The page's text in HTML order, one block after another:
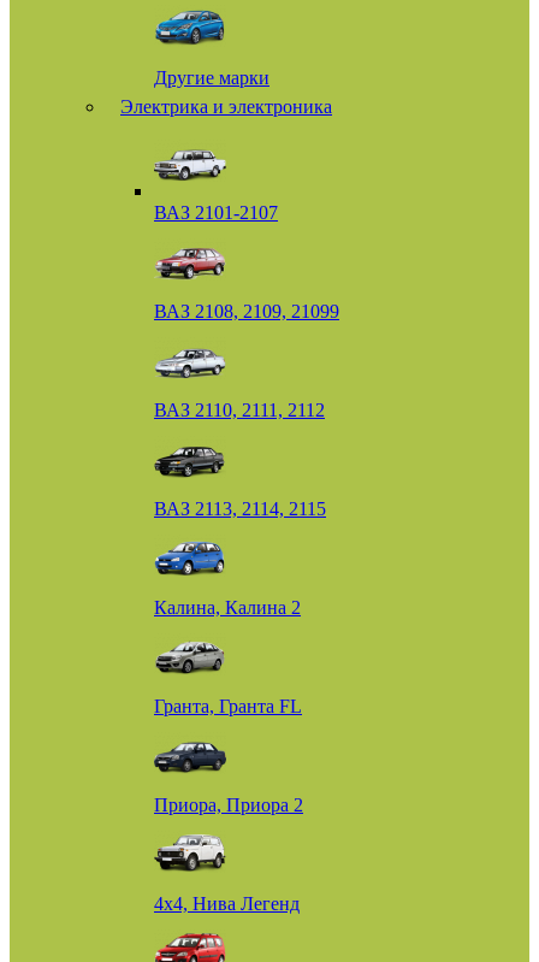
Другие марки
Электрика и электроника
ВАЗ 2101-2107
ВАЗ 2108, 2109, 21099
ВАЗ 2110, 2111, 2112
ВАЗ 2113, 2114, 2115
Калина, Калина 2
Гранта, Гранта FL
Приора, Приора 2
4х4, Нива Легенд